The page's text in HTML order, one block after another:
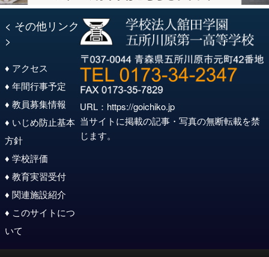
< その他リンク
>
♦ アクセス
♦ 年間行事予定
♦ 教員募集情報
♦ いじめ防止基本
方針
♦ 学校評価
♦ 教育実習受付
♦ 関連施設紹介
♦ このサイトにつ
いて
URL： https://goichiko.jp
当サイトに掲載の記事・写真の無断転載を禁
じます。